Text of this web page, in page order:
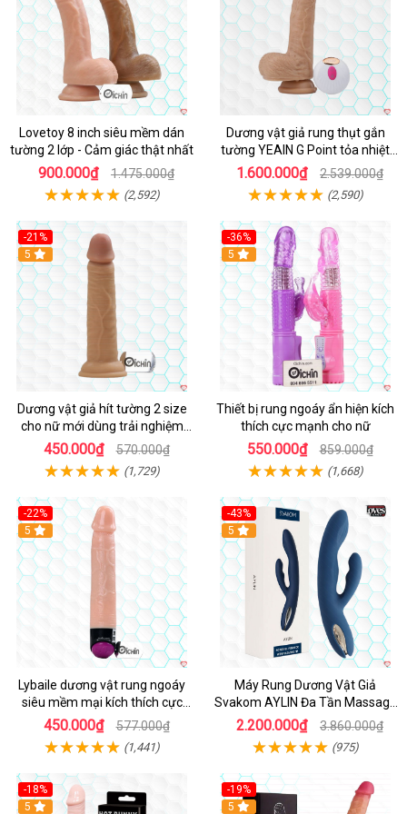
Lovetoy 8 inch siêu mềm dán
tường 2 lớp - Cảm giác thật nhất
900.000₫ 1.475.000₫
(2,592)
Dương vật giả rung thụt gắn
tường YEAIN G Point tỏa nhiệt
điều khiển từ xa
1.600.000₫ 2.539.000₫
(2,590)
-21%
Hot
5
Dương vật giả hít tường 2 size
cho nữ mới dùng trải nghiệm
thật
450.000₫ 570.000₫
(1,729)
-36%
Hot
5
Thiết bị rung ngoáy ẩn hiện kích
thích cực mạnh cho nữ
550.000₫ 859.000₫
(1,668)
-22%
Hot
5
Lybaile dương vật rung ngoáy
siêu mềm mại kích thích cực
mạnh
450.000₫ 577.000₫
(1,441)
-43%
Hot
5
Máy Rung Dương Vật Giả
Svakom AYLIN Đa Tần Massage
Sướng
2.200.000₫ 3.860.000₫
(975)
-18%
Hot
5
-19%
Hot
5